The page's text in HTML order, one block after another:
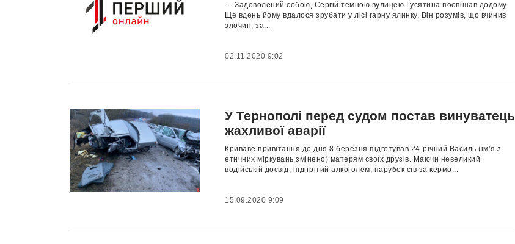
… Задоволений собою, Сергій темною вулицею Гусятина поспішав додому.
Ще вдень йому вдалося зрубати у лісі гарну ялинку. Він розумів, що вчинив
злочин, за...
02.11.2020 9:02
У Тернополі перед судом постав винуватець
жахливої аварії
Криваве привітання до дня 8 березня підготував 24-річний Василь (ім’я з
етичних міркувань змінено) матерям своїх друзів. Маючи невеликий
водійській досвід, підігрітий алкоголем, парубок сів за кермо...
15.09.2020 9:09